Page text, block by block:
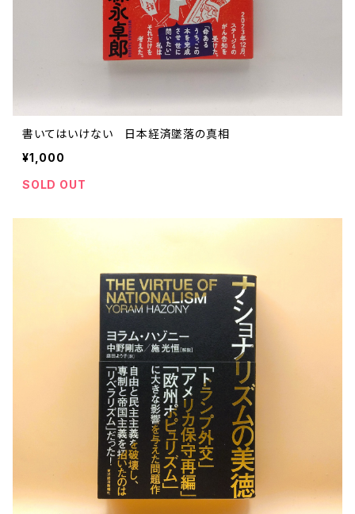
書いてはいけない 日本経済墜落の真相
¥1,000
SOLD OUT